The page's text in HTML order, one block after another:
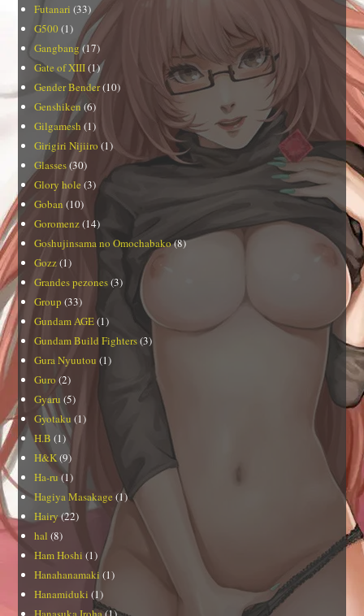
Futanari (33)
G500 (1)
Gangbang(17)
Gate of XIII(1)
Gender Bender(10)
Genshiken(6)
Gilgamesh (1)
Girigiri Nijiiro (1)
Glasses(30)
Glory hole (3)
Goban (10)
Goromenz(14)
Goshujinsama no Omochabako(8)
Gozz(1)
Grandes pezones(3)
Group (33)
Gundam AGE(1)
Gundam Build Fighters(3)
Gura Nyuutou (1)
Guro (2)
Gyaru (5)
Gyotaku (1)
H.B (1)
H&K(9)
Ha-ru(1)
Hagiya Masakage (1)
Hairy(22)
hal (8)
Ham Hoshi (1)
Hanahanamaki (1)
Hanamiduki (1)